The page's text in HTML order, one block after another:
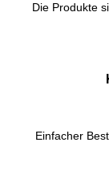
Die Produkte
Einfacher